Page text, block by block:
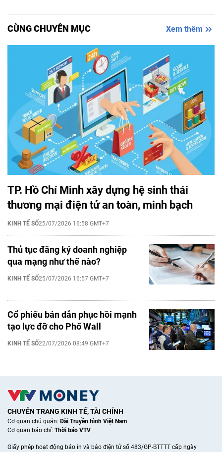
CÙNG CHUYÊN MỤC Xem thêm
TP. Hồ Chí Minh xây dựng hệ sinh thái
thương mại điện tử an toàn, minh bạch
KINH TẾ SỐ25/07/2026 16:58 GMT+7
Thủ tục đăng ký doanh nghiệp
qua mạng như thế nào?
KINH TẾ SỐ25/07/2026 16:57 GMT+7
Cổ phiếu bán dẫn phục hồi mạnh
tạo lực đỡ cho Phố Wall
KINH TẾ SỐ22/07/2026 08:49 GMT+7
CHUYÊN TRANG KINH TẾ, TÀI CHÍNH
Cơ quan chủ quản:Đài Truyền hình Việt Nam
Cơ quan báo chí: Thời báo VTV
Giấy phép hoạt động báo in và báo điện tử số 483/GP-BTTTT cấp ngày